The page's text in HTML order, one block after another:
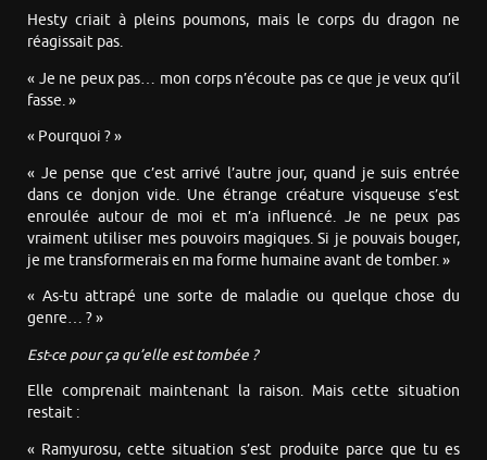
Hesty criait à pleins poumons, mais le corps du dragon ne
réagissait pas.
« Je ne peux pas… mon corps n’écoute pas ce que je veux qu’il
fasse. »
« Pourquoi ? »
« Je pense que c’est arrivé l’autre jour, quand je suis entrée
dans ce donjon vide. Une étrange créature visqueuse s’est
enroulée autour de moi et m’a influencé. Je ne peux pas
vraiment utiliser mes pouvoirs magiques. Si je pouvais bouger,
je me transformerais en ma forme humaine avant de tomber. »
« As-tu attrapé une sorte de maladie ou quelque chose du
genre… ? »
Est-ce pour ça qu’elle est tombée ?
Elle comprenait maintenant la raison. Mais cette situation
restait :
« Ramyurosu, cette situation s’est produite parce que tu es